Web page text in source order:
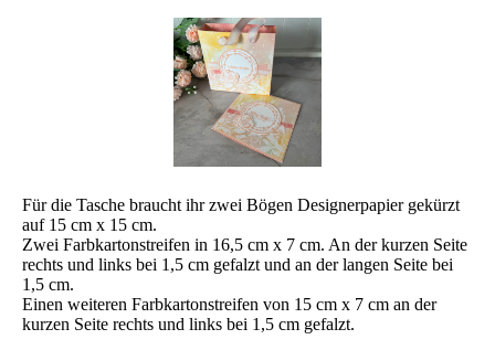
Für die Tasche braucht ihr zwei Bögen Designerpapier gekürzt
auf 15 cm x 15 cm.
Zwei Farbkartonstreifen in 16,5 cm x 7 cm. An der kurzen Seite
rechts und links bei 1,5 cm gefalzt und an der langen Seite bei
1,5 cm.
Einen weiteren Farbkartonstreifen von 15 cm x 7 cm an der
kurzen Seite rechts und links bei 1,5 cm gefalzt.